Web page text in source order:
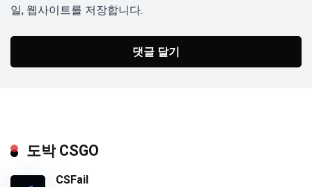
일, 웹사이트를 저장합니다.
도박 CSGO
CSFail